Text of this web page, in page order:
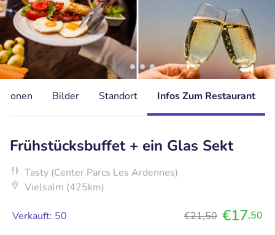
Bilder Standort Infos Zum Restaurant
Frühstücksbuffet + ein Glas Sekt
Tasty (Center Parcs Les Ardennes)
Vielsalm (425km)
Verkauft: 50 €21,50 €17,50